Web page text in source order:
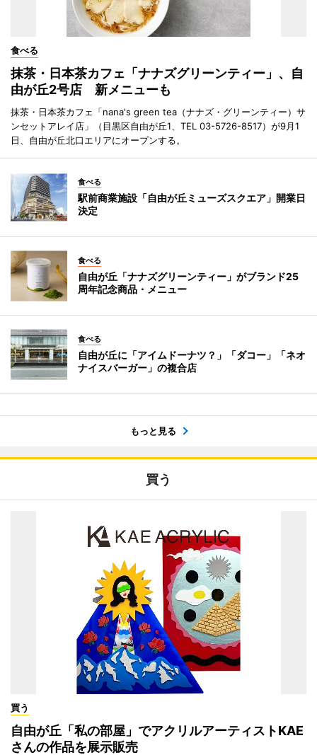
食べる
抹茶・日本茶カフェ「ナナズグリーンティー」、自
由が丘2号店 新メニューも
抹茶・日本茶カフェ「nana's green tea（ナナズ・グリーンティー）サ
ンセットアレイ店」（目黒区自由が丘1、TEL 03-5726-8517）が9月1
日、自由が丘北口エリアにオープンする。
食べる
駅前商業施設「自由が丘ミューズスクエア」開業日
決定
食べる
自由が丘「ナナズグリーンティー」がブランド25
周年記念商品・メニュー
食べる
自由が丘に「アイムドーナツ？」「ダコー」「ネオ
ナイスバーガー」の複合店
もっと見る
買う
買う
自由が丘「私の部屋」でアクリルアーティストKAE
さんの作品を展示販売